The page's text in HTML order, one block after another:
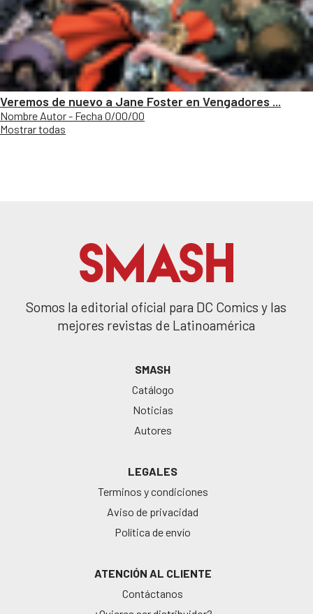
Veremos de nuevo a Jane Foster en Vengadores ...
Nombre Autor - Fecha 0/00/00
Mostrar todas
Somos la editorial oficial para DC Comics y las
mejores revistas de Latinoamérica
SMASH
Catálogo
Noticias
Autores
LEGALES
Terminos y condiciones
Aviso de privacidad
Política de envío
ATENCIÓN AL CLIENTE
Contáctanos